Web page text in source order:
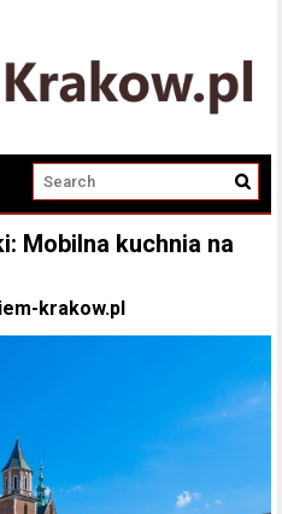
Mobilna kuchnia na
krakow.pl